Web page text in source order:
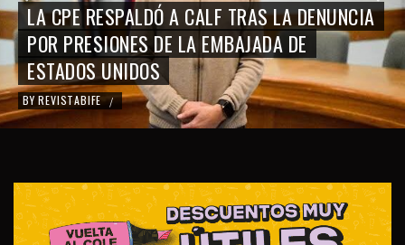
LA CPE RESPALDÓ A CALF TRAS LA DENUNCIA
POR PRESIONES DE LA EMBAJADA DE
ESTADOS UNIDOS
BY REVISTABIFE /